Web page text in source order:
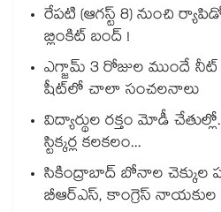
రేపటి (ఆగస్ట్ 8) నుంచి
బ్లింకిట్ బంద్ !
ఎగ్జామ్ 3 రోజుల ముందే
షీట్‎లో చాలా సంచలనాలు
విద్యార్థుల రక్తం మోడీ
స్టిక్కర్ల కలకలం...
సికింద్రాబాద్ బోనాల
బీఆర్ఎస్, కాంగ్రెస్